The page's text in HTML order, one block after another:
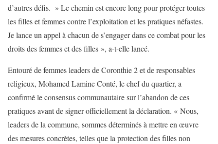
d’autres défis. » Le chemin est encore long pour protéger toutes
les filles et femmes contre l’exploitation et les pratiques néfastes.
Je lance un appel à chacun de s’engager dans ce combat pour les
droits des femmes et des filles », a-t-elle lancé.
Entouré de femmes leaders de Coronthie 2 et de responsables
religieux, Mohamed Lamine Conté, le chef du quartier, a
confirmé le consensus communautaire sur l’abandon de ces
pratiques avant de signer officiellement la déclaration. « Nous,
leaders de la commune, sommes déterminés à mettre en œuvre
des mesures concrètes, telles que la protection des filles non